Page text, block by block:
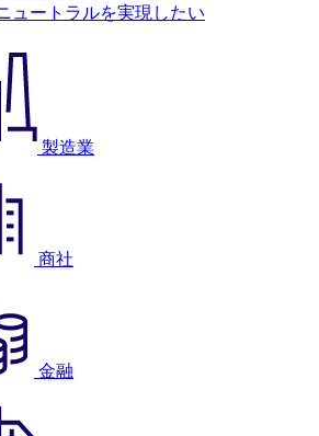
ュートラルを実現したい
製造業
商社
金融